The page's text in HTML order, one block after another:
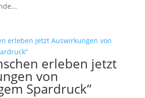
erleben jetzt
von
Spardruck“